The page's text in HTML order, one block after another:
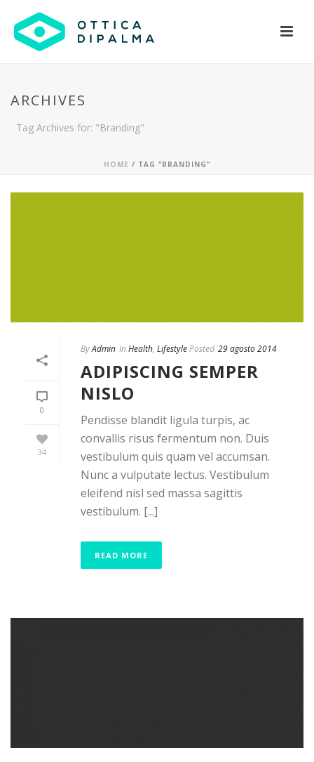
ARCHIVES
Tag Archives for: "Branding"
HOME / TAG “BRANDING”
0
34
ByAdmin In Health, LifestylePosted 29 agosto 2014
ADIPISCING SEMPER
NISLO
Pendisse blandit ligula turpis, ac
convallis risus fermentum non. Duis
vestibulum quis quam vel accumsan.
Nunc a vulputate lectus. Vestibulum
eleifend nisl sed massa sagittis
vestibulum. [...]
READ MORE